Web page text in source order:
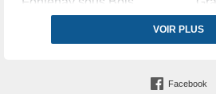
Grasse
La
Le Blanc Mesnil
Le
VOIR PLUS
Facebook